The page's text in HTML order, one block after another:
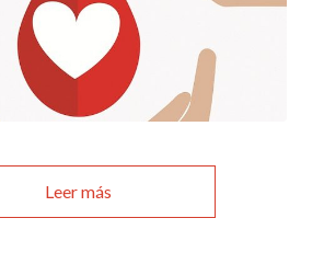
Leer más